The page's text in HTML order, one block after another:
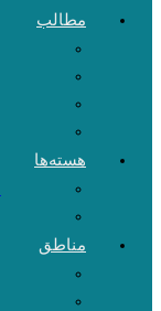
مطالب
هسته‌ها
مناطق